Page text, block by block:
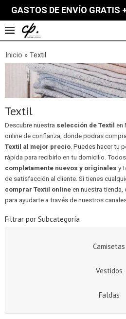
GASTOS DE ENVÍO GRATIS
Inicio » Textil
Textil
Descubre nuestra selección de Textil en
online de confianza, donde podrás
Textil al mejor precio. Puedes hacer tu
rápida para recibirlo en tu domicilio.
completamente nuevos y originales y
de satisfacción al cliente. Si tienes
comprar Textil onlineen nuestra
para ayudarte a través de nuestros
Filtrar por Subcategoría:
Camisetas
Vestidos
Faldas